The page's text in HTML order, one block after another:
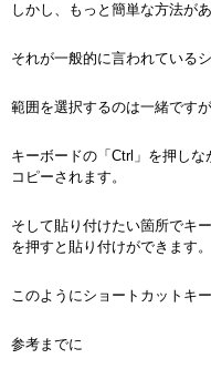
しかし、もっと簡単な方法があ
それが一般的に言われている
範囲を選択するのは一緒ですが
キーボードの「Ctrl」を押し
コピーされます。
そして貼り付けたい箇所でキ
を押すと貼り付けができます。
このようにショートカットキ
参考までに